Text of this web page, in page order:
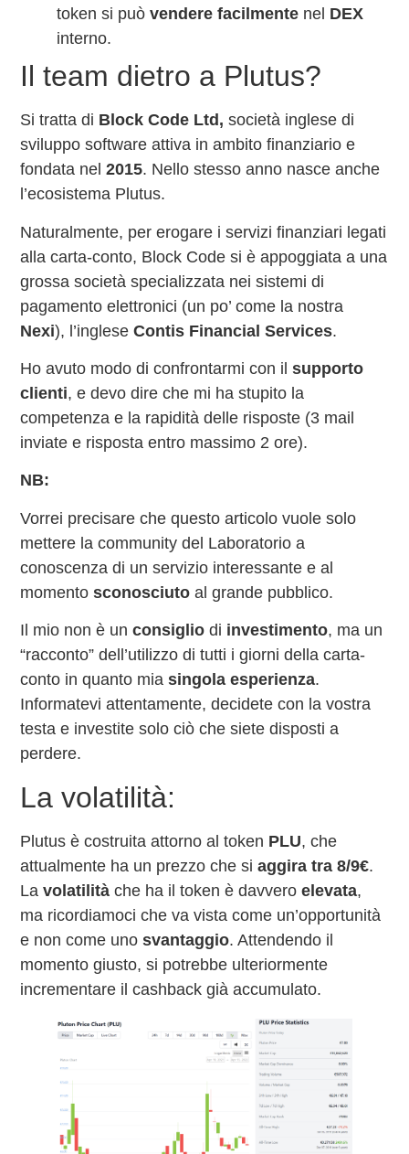
token si puòvendere facilmente nel DEX
interno.
Il team dietro a Plutus?
Si tratta di Block Code Ltd, società inglese di
sviluppo software attiva in ambito finanziario e
fondata nel2015. Nello stesso anno nasce anche
l’ecosistema Plutus.
Naturalmente, per erogare i servizi finanziari legati
alla carta-conto, Block Code si è appoggiata a una
grossa società specializzata nei sistemi di
pagamento elettronici (un po’ come la nostra
Nexi), l’ingleseContis Financial Services.
Ho avuto modo di confrontarmi con ilsupporto
clienti, e devo dire che mi ha stupito la
competenza e la rapidità delle risposte (3 mail
inviate e risposta entro massimo 2 ore).
NB:
Vorrei precisare che questo articolo vuole solo
mettere la community del Laboratorio a
conoscenza di un servizio interessante e al
momentosconosciutoal grande pubblico.
Il mio non è unconsigliodi investimento, ma un
“racconto” dell’utilizzo di tutti i giorni della carta-
conto in quanto miasingola esperienza.
Informatevi attentamente, decidete con la vostra
testa e investite solo ciò che siete disposti a
perdere.
La volatilità:
Plutus è costruita attorno al token PLU, che
attualmente ha un prezzo che si aggira tra 8/9€.
Lavolatilitàche ha il token è davveroelevata,
ma ricordiamoci che va vista come un’opportunità
e non come unosvantaggio. Attendendo il
momento giusto, si potrebbe ulteriormente
incrementare il cashback già accumulato.